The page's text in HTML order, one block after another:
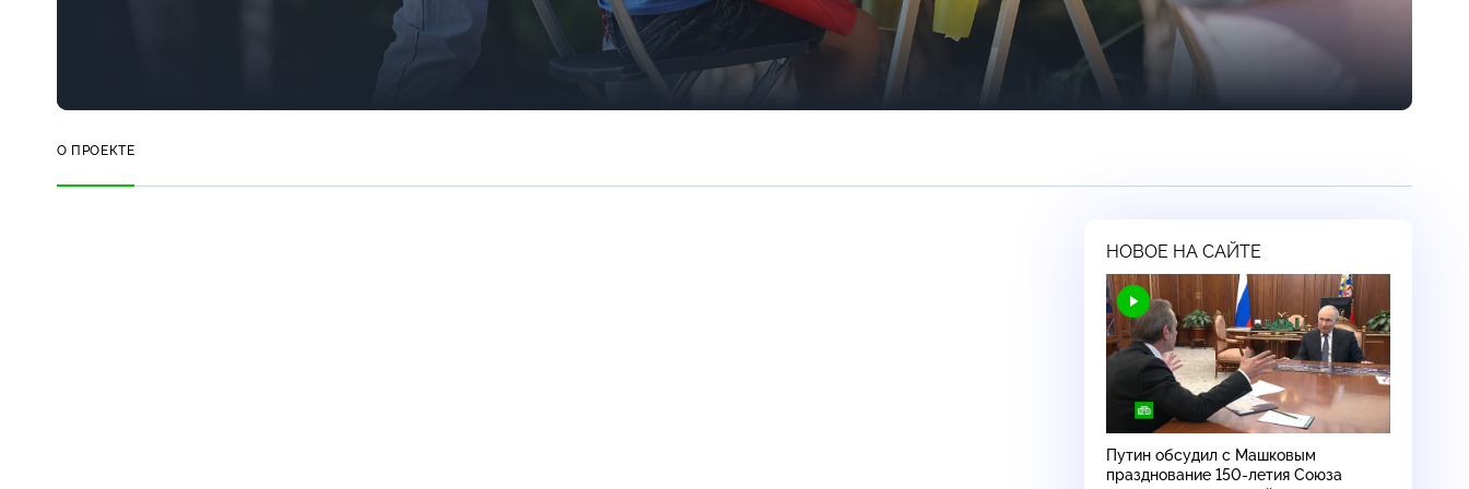
О ПРОЕКТЕ
НОВОЕ НА САЙТЕ
Путин обсудил с Машковым
празднование 150-летия Союза